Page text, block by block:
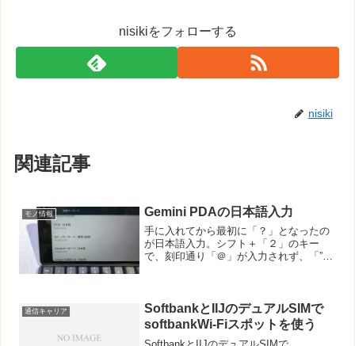
nisikiをフォローする
nisiki
関連記事
モノ情報 Gemini PDAの日本語入力
手に入れてから最初に「？」となったの
が日本語入力。シフト＋「２」のキー
で、刻印通り「＠」が入力されず、「”」
「English(US) De...
通信キャリア
SoftbankとIIJのデュアルSIMで
softbankWi-Fiスポットを使う